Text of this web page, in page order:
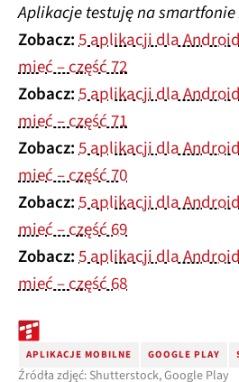
Aplikacje testuję na smartfonie
Zobacz:5 aplikacji dla
mieć – część 72
Zobacz:5 aplikacji dla
mieć – część 71
Zobacz:5 aplikacji dla
mieć – część 70
Zobacz:5 aplikacji dla
mieć – część 69
Zobacz:5 aplikacji dla
mieć – część 68
APLIKACJE MOBILNE GOOGLE PLAY
Źródła zdjęć: Shutterstock, Google Play